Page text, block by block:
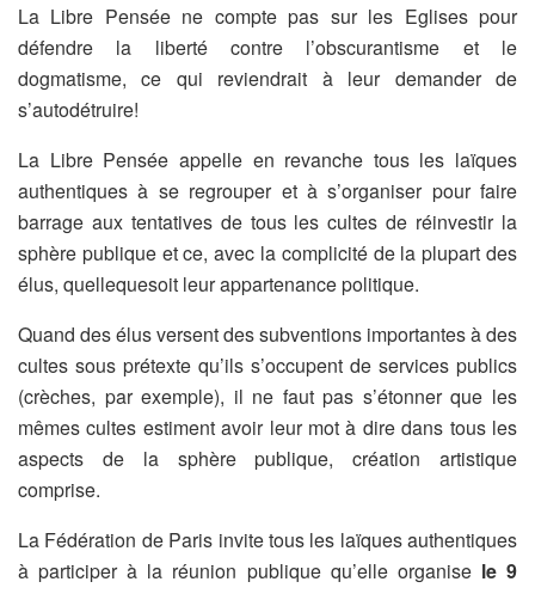
La Libre Pensée ne compte pas sur les Eglises pour
défendre la liberté contre l’obscurantisme et le
dogmatisme, ce qui reviendrait à leur demander de
s’autodétruire!
La Libre Pensée appelle en revanche tous les laïques
authentiques à se regrouper et à s’organiser pour faire
barrage aux tentatives de tous les cultes de réinvestir la
sphère publique et ce, avec la complicité de la plupart des
élus, quellequesoit leur appartenance politique.
Quand des élus versent des subventions importantes à des
cultes sous prétexte qu’ils s’occupent de services publics
(crèches, par exemple), il ne faut pas s’étonner que les
mêmes cultes estiment avoir leur mot à dire dans tous les
aspects de la sphère publique, création artistique
comprise.
La Fédération de Paris invite tous les laïques authentiques
à participer à la réunion publique qu’elle organise le 9